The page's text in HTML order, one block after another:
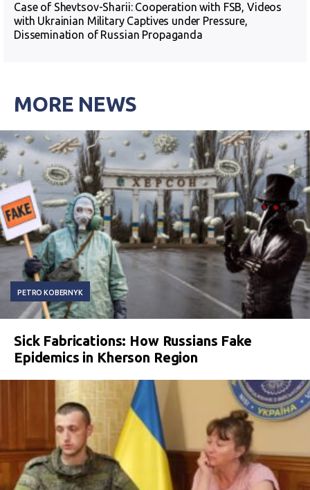
Case of Shevtsov-Sharii: Cooperation with FSB, Videos
with Ukrainian Military Captives under Pressure,
Dissemination of Russian Propaganda
MORE NEWS
PETRO KOBERNYK
Sick Fabrications: How Russians Fake
Epidemics in Kherson Region